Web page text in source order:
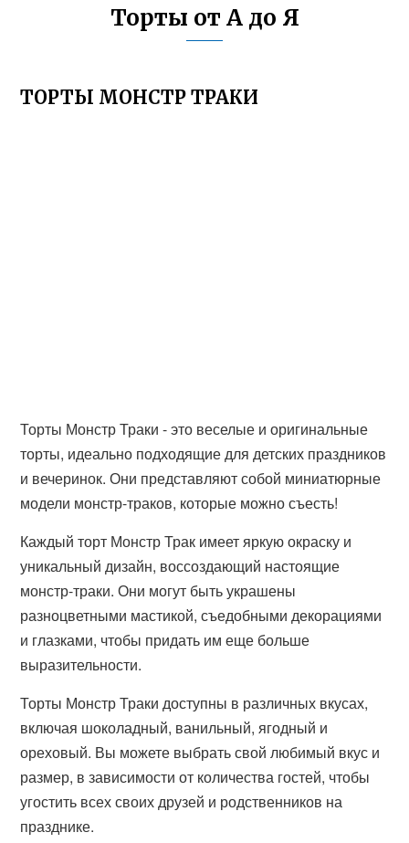
Торты от А до Я
ТОРТЫ МОНСТР ТРАКИ
Торты Монстр Траки - это веселые и оригинальные
торты, идеально подходящие для детских праздников
и вечеринок. Они представляют собой миниатюрные
модели монстр-траков, которые можно съесть!
Каждый торт Монстр Трак имеет яркую окраску и
уникальный дизайн, воссоздающий настоящие
монстр-траки. Они могут быть украшены
разноцветными мастикой, съедобными декорациями
и глазками, чтобы придать им еще больше
выразительности.
Торты Монстр Траки доступны в различных вкусах,
включая шоколадный, ванильный, ягодный и
ореховый. Вы можете выбрать свой любимый вкус и
размер, в зависимости от количества гостей, чтобы
угостить всех своих друзей и родственников на
празднике.